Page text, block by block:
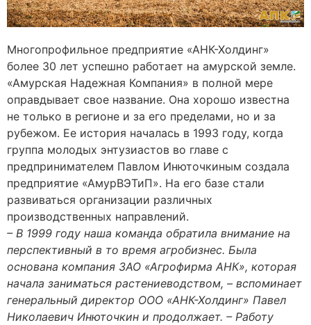
Многопрофильное предприятие «АНК-Холдинг»
более 30 лет успешно работает на амурской земле.
«Амурская Надежная Компания» в полной мере
оправдывает свое название. Она хорошо известна
не только в регионе и за его пределами, но и за
рубежом. Ее история началась в 1993 году, когда
группа молодых энтузиастов во главе с
предпринимателем Павлом Инюточкиным создала
предприятие «АмурВЭТиП». На его базе стали
развиваться организации различных
производственных направлений.
– В 1999 году наша команда обратила внимание на
перспективный в то время агробизнес. Была
основана компания ЗАО «Агрофирма АНК», которая
начала заниматься растениеводством, – вспоминает
генеральный директор ООО «АНК-Холдинг» Павел
Николаевич Инюточкин и продолжает. – Работу